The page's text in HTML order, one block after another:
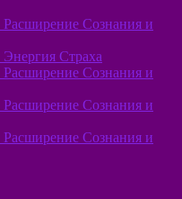
Сознания и
Страха
Сознания и
Сознания и
Сознания и